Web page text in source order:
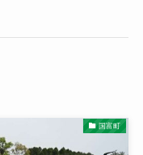
国富町